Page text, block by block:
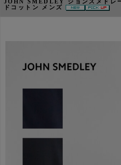
JOHN SMEDLEY ジョンスメドレ
ドコットン メンズ